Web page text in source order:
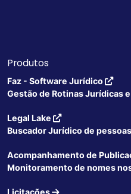
Produtos
Faz - Software Jurídico
Gestão de Rotinas Jurídicas
Legal Lake
Buscador Jurídico de
Acompanhamento de
Monitoramento de nomes
Licitações